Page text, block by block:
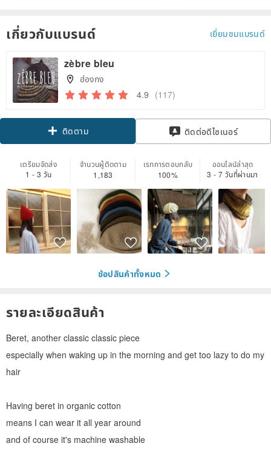
เกี่ยวกับแบรนด์ เยี่ยมชมแบรนด์
zèbre bleu
ฮ่องกง
4.9 (117)
ติดตาม ติดต่อดีไซเนอร์
เตรียมจัดส่ง
1 - 3 วัน
จำนวนผู้ติดตาม
1,183
เรทการตอบกลับ
100%
ออนไลน์ล่าสุด
3 - 7 วันที่ผ่านมา
ช้อปสินค้าทั้งหมด
รายละเอียดสินค้า
Beret, another classic classic piece
especially when waking up in the morning and get too lazy to do my
hair
Having beret in organic cotton
means I can wear it all year around
and of course it's machine washable